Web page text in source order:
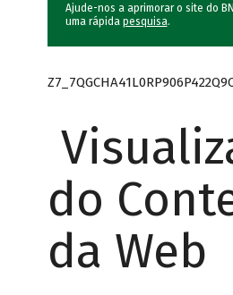
Ajude-nos a aprimorar o site do
uma rápida pesquisa.
do
da Web